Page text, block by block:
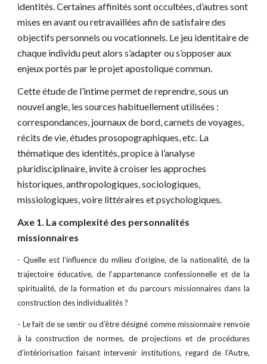
identités. Certaines affinités sont occultées, d’autres sont
mises en avant ou retravaillées afin de satisfaire des
objectifs personnels ou vocationnels. Le jeu identitaire de
chaque individu peut alors s’adapter ou s’opposer aux
enjeux portés par le projet apostolique commun.
Cette étude de l’intime permet de reprendre, sous un
nouvel angle, les sources habituellement utilisées :
correspondances, journaux de bord, carnets de voyages,
récits de vie, études prosopographiques, etc. La
thématique des identités, propice à l’analyse
pluridisciplinaire, invite à croiser les approches
historiques, anthropologiques, sociologiques,
missiologiques, voire littéraires et psychologiques.
Axe 1. La complexité des personnalités
missionnaires
- Quelle est l’influence du milieu d’origine, de la nationalité, de la
trajectoire éducative, de l’appartenance confessionnelle et de la
spiritualité, de la formation et du parcours missionnaires dans la
construction des individualités ?
- Le fait de se sentir ou d’être désigné comme missionnaire renvoie
à la construction de normes, de projections et de procédures
d’intériorisation faisant intervenir institutions, regard de l’Autre,